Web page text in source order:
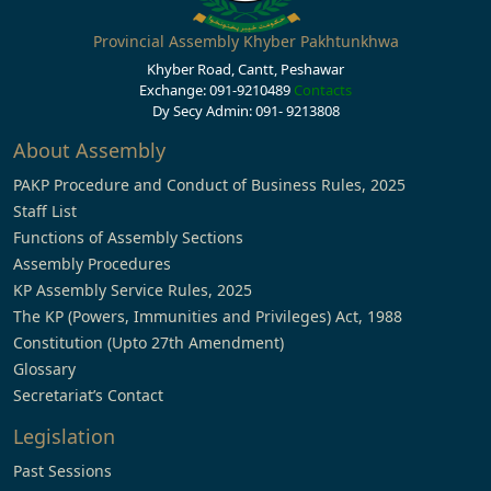
Provincial Assembly Khyber Pakhtunkhwa
Khyber Road, Cantt, Peshawar
Exchange: 091-9210489 Contacts
Dy Secy Admin: 091- 9213808
About Assembly
PAKP Procedure and Conduct of Business Rules, 2025
Staff List
Functions of Assembly Sections
Assembly Procedures
KP Assembly Service Rules, 2025
The KP (Powers, Immunities and Privileges) Act, 1988
Constitution (Upto 27th Amendment)
Glossary
Secretariat’s Contact
Legislation
Past Sessions